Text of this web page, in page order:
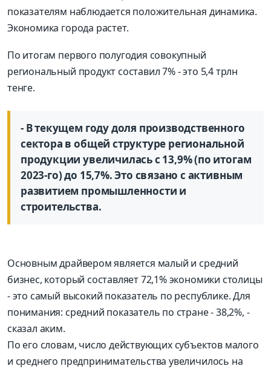
показателям наблюдается положительная динамика.
Экономика города растет.
По итогам первого полугодия совокупный
региональный продукт составил 7% - это 5,4 трлн
тенге.
- В текущем году доля производственного
сектора в общей структуре региональной
продукции увеличилась с 13,9% (по итогам
2023-го) до 15,7%. Это связано с активным
развитием промышленности и
строительства.
Основным драйвером является малый и средний
бизнес, который составляет 72,1% экономики столицы
- это самый высокий показатель по республике. Для
понимания: средний показатель по стране - 38,2%, -
сказал аким.
По его словам, число действующих субъектов малого
и среднего предпринимательства увеличилось на